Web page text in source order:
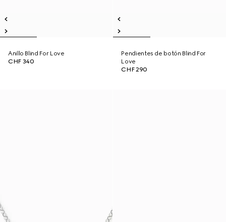
Anillo Blind For Love
CHF 340
Pendientes de botón Blind For
Love
CHF 290